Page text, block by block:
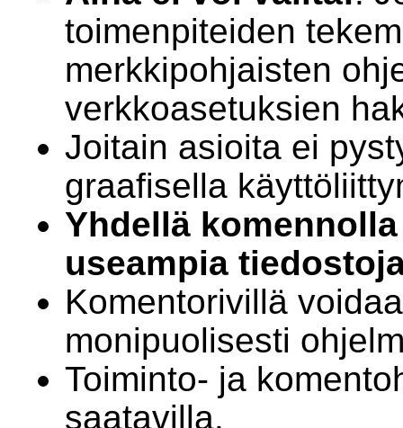
toimenpiteiden
merkkipohjaisten
verkkoasetuksien
Joitain asioita ei
graafisella
Yhdellä
useampia
Komentorivillä
monipuolisesti
Toiminto- ja
saatavilla.